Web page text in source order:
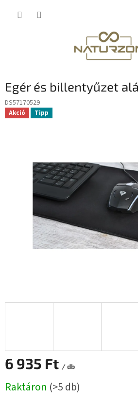
Egér és billentyűzet
DS57170529
Akció Tipp
6 935 Ft / db
Raktáron (>5 db)